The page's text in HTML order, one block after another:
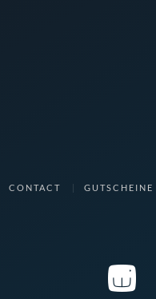
CONTACT GUTSCHEINE